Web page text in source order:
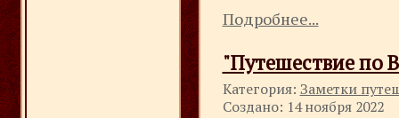
Подробнее...
"Путешествие по
Категория: Заметки
Создано: 14 ноября 2022